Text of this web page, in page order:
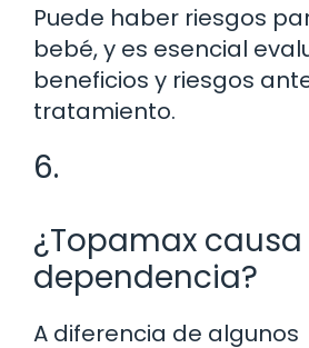
Puede haber riesgos
bebé, y es esencial
beneficios y riesgos
tratamiento.
6.
¿Topamax causa
dependencia?
A diferencia de algunos